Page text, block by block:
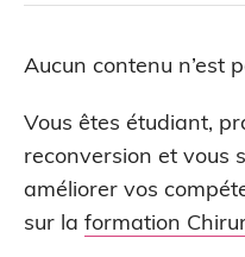
Aucun contenu n’est
Vous êtes étudiant,
reconversion et vous
améliorer vos
sur la formation